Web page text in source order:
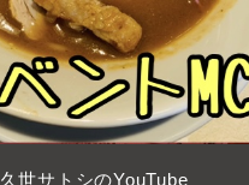
久世サトシのYouTube